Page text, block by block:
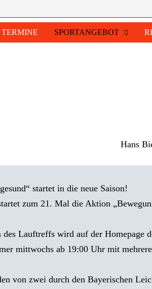
TERMINE SPORTANGEBOT
Hans
startet in die neue Saison!
zum 21. Mal die Aktion
des Lauftreffs wird auf der Homepage
mittwochs ab 19:00 Uhr mit
von zwei durch den Bayerischen